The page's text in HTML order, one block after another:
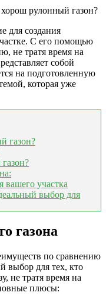
для создания
С его помощью
не тратя время на
собой
на подготовленную
которая уже
газон?
вашего участка
выбор для
газона
по сравнению
выбор для тех, кто
не тратя время на
плюсы: